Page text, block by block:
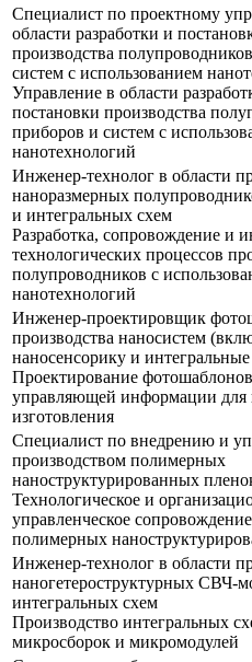
Специалист по проектному
области разработки и
производства
систем с использованием
Управление в области
постановки производства
приборов и систем с
нанотехнологий
Инженер-технолог в области
наноразмерных
и интегральных схем
Разработка, сопровождение и
технологических процессов
полупроводников с
нанотехнологий
Инженер-проектировщик
производства наносистем
наносенсорику и
Проектирование
управляющей информации для
изготовления
Специалист по внедрению и
производством полимерных
наноструктурированных
Технологическое и
управленческое
полимерных
Инженер-технолог в области
наногетероструктурных СВЧ-
интегральных схем
Производство интегральных
микросборок и микромодулей